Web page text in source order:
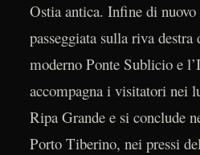
Ostia antica. Infine di
passeggiata sulla riva
moderno Ponte Sublicio e
accompagna i visitatori nei
Ripa Grande e si conclude
Porto Tiberino, nei pressi